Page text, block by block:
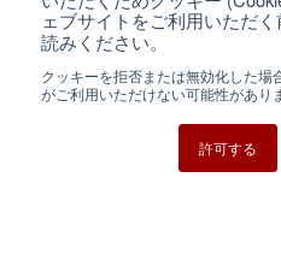
ェブサイトをご利用いただく
読みください。
クッキーを拒否または無効化した
がご利用いただけない可能性があり
許可する
クッキーポリシー
日清紡ホールディングス
Copyright ⓒ Nisshinbo Micro